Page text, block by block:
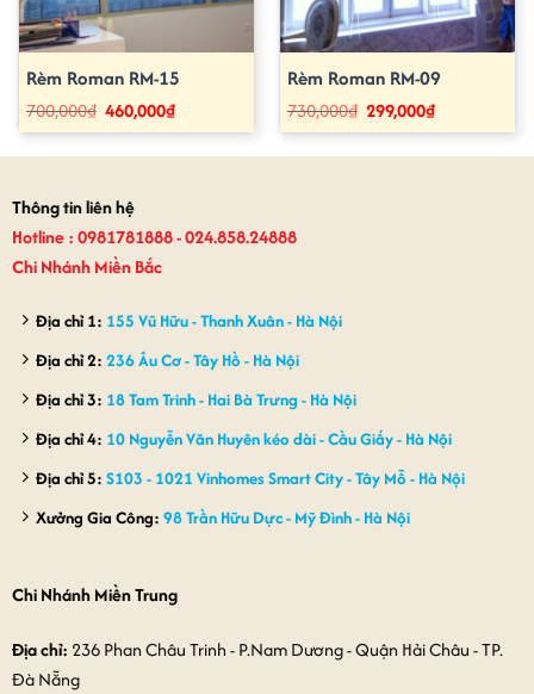
Rèm Roman RM-15
700,000₫ Giá
gốc
là:
700,000₫.
460,000₫Giá
hiện
tại
là:
Rèm Roman RM-09
730,000₫ Giá
gốc
là:
730,000₫.
299,000₫Giá
hiện
tại
là:
Thông tin liên hệ
Hotline : 0981781888 - 024.858.24888
Chi Nhánh Miền Bắc
Địa chỉ 1: 155 Vũ Hữu - Thanh Xuân - Hà Nội
Địa chỉ 2: 236 Âu Cơ - Tây Hồ - Hà Nội
Địa chỉ 3: 18 Tam Trinh - Hai Bà Trưng - Hà Nội
Địa chỉ 4: 10 Nguyễn Văn Huyên kéo dài - Cầu Giấy - Hà Nội
Địa chỉ 5: S103 - 1021 Vinhomes Smart City - Tây Mỗ - Hà Nội
Xưởng Gia Công: 98 Trần Hữu Dực - Mỹ Đình - Hà Nội
Chi Nhánh Miền Trung
Địa chỉ: 236 Phan Châu Trinh - P.Nam Dương - Quận Hải Châu - TP.
Đà Nẵng